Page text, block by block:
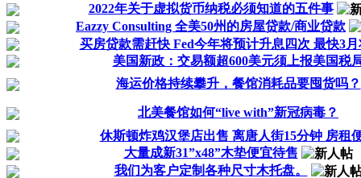
2022年关于虚拟货币纳税必须知道的五件事
Eazzy Consulting 全美50州的房屋贷款/商业贷款
买房贷款需赶快 Fed今年将预计升息四次 最快3
美国新政：交易额超600美元须上报美国税
海运价格持续攀升，餐馆消耗品要囤货吗？
北美餐馆如何“live with”新冠病毒？
休斯顿炸鸡汉堡店出售 离唐人街15分钟 房租
大量成新31”x48”木垫便宜待售
我们为客户定制各种尺寸木托盘。